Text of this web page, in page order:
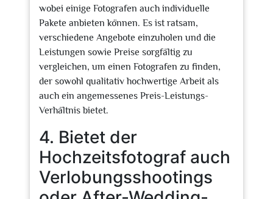
wobei einige Fotografen auch individuelle
Pakete anbieten können. Es ist ratsam,
verschiedene Angebote einzuholen und die
Leistungen sowie Preise sorgfältig zu
vergleichen, um einen Fotografen zu finden,
der sowohl qualitativ hochwertige Arbeit als
auch ein angemessenes Preis-Leistungs-
Verhältnis bietet.
4. Bietet der
Hochzeitsfotograf auch
Verlobungsshootings